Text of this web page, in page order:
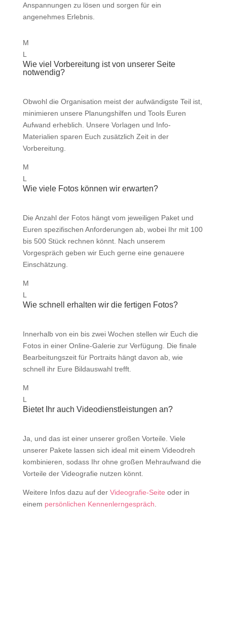
Anspannungen zu lösen und sorgen für ein
angenehmes Erlebnis.
M
L
Wie viel Vorbereitung ist von unserer Seite
notwendig?
Obwohl die Organisation meist der aufwändigste Teil ist,
minimieren unsere Planungshilfen und Tools Euren
Aufwand erheblich. Unsere Vorlagen und Info-
Materialien sparen Euch zusätzlich Zeit in der
Vorbereitung.
M
L
Wie viele Fotos können wir erwarten?
Die Anzahl der Fotos hängt vom jeweiligen Paket und
Euren spezifischen Anforderungen ab, wobei Ihr mit 100
bis 500 Stück rechnen könnt. Nach unserem
Vorgespräch geben wir Euch gerne eine genauere
Einschätzung.
M
L
Wie schnell erhalten wir die fertigen Fotos?
Innerhalb von ein bis zwei Wochen stellen wir Euch die
Fotos in einer Online-Galerie zur Verfügung. Die finale
Bearbeitungszeit für Portraits hängt davon ab, wie
schnell ihr Eure Bildauswahl trefft.
M
L
Bietet Ihr auch Videodienstleistungen an?
Ja, und das ist einer unserer großen Vorteile. Viele
unserer Pakete lassen sich ideal mit einem Videodreh
kombinieren, sodass Ihr ohne großen Mehraufwand die
Vorteile der Videografie nutzen könnt.
Weitere Infos dazu auf der Videografie-Seite oder in
einem persönlichen Kennenlerngespräch